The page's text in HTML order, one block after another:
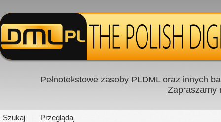
Pełnotekstowe zasoby PLDML oraz innych
Zapraszamy
Szukaj Przeglądaj